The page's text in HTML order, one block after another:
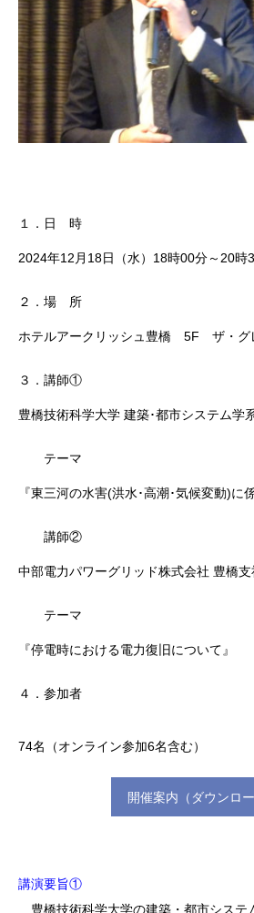
１．日 時
2024年12月18日（水）18時00分～20時
２．場 所
ホテルアークリッシュ豊橋 5F ザ・グ
３．講師①
豊橋技術科学大学 建築･都市システム
テーマ
『東三河の水害(洪水･高潮･気候変動)に
講師②
中部電力パワーグリッド株式会社 豊橋
テーマ
『停電時における電力復旧について』
４．参加者
74名（オンライン参加6名含む）
開催案内（ダウンロー
講演要旨①
豊橋技術科学大学の建築・都市システ